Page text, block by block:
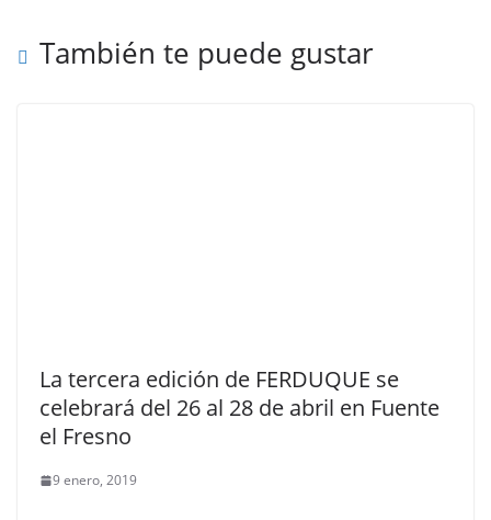
También te puede gustar
La tercera edición de FERDUQUE se
celebrará del 26 al 28 de abril en Fuente
el Fresno
9 enero, 2019